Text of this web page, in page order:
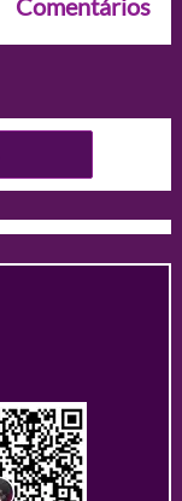
Comentários